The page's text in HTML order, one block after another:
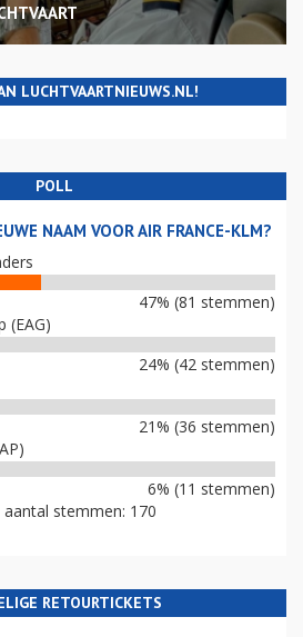
LUCHTVAARTNIEUWS.NL!
POLL
NAAM VOOR AIR FRANCE-KLM?
47% (81 stemmen)
(EAG)
24% (42 stemmen)
21% (36 stemmen)
6% (11 stemmen)
stemmen: 170
RETOURTICKETS